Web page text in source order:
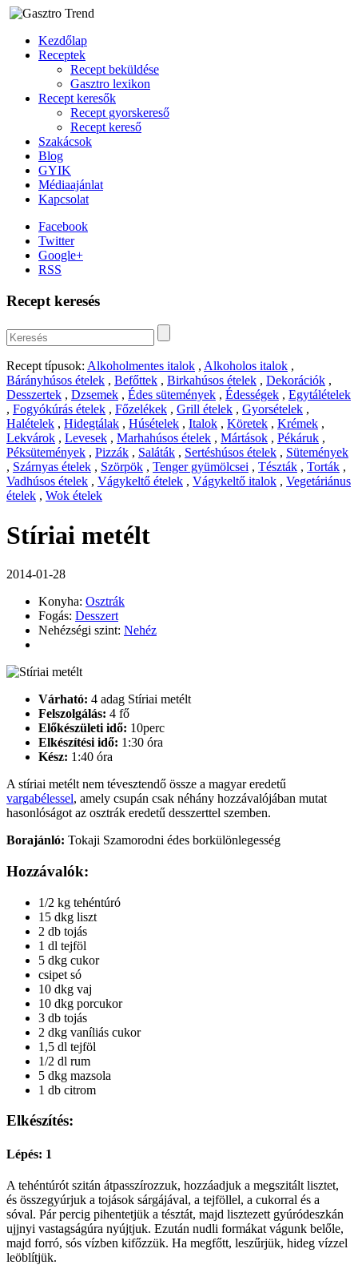
Kezdőlap
Receptek
Recept beküldése
Gasztro lexikon
Recept keresők
Recept gyorskereső
Recept kereső
Szakácsok
Blog
GYIK
Médiaajánlat
Kapcsolat
Facebook
Twitter
Google+
RSS
Recept keresés
Recept típusok: Alkoholmentes italok , Alkoholos italok ,
Bárányhúsos ételek , Befőttek , Birkahúsos ételek , Dekorációk ,
Desszertek , Dzsemek , Édes sütemények , Édességek , Egytálételek
, Fogyókúrás ételek , Főzelékek , Grill ételek , Gyorsételek ,
Halételek , Hidegtálak , Húsételek , Italok , Köretek , Krémek ,
Lekvárok , Levesek , Marhahúsos ételek , Mártások , Pékáruk ,
Péksütemények , Pizzák , Saláták , Sertéshúsos ételek , Sütemények
, Szárnyas ételek , Szörpök , Tenger gyümölcsei , Tészták , Torták ,
Vadhúsos ételek , Vágykeltő ételek , Vágykeltő italok , Vegetáriánus
ételek , Wok ételek
Stíriai metélt
2014-01-28
Konyha: Osztrák
Fogás: Desszert
Nehézségi szint: Nehéz
Várható: 4 adag Stíriai metélt
Felszolgálás: 4 fő
Előkészületi idő: 10perc
Elkészítési idő: 1:30 óra
Kész: 1:40 óra
A stíriai metélt nem tévesztendő össze a magyar eredetű
vargabélessel, amely csupán csak néhány hozzávalójában mutat
hasonlóságot az osztrák eredetű desszerttel szemben.
Borajánló: Tokaji Szamorodni édes borkülönlegesség
Hozzávalók:
1/2 kg tehéntúró
15 dkg liszt
2 db tojás
1 dl tejföl
5 dkg cukor
csipet só
10 dkg vaj
10 dkg porcukor
3 db tojás
2 dkg vaníliás cukor
1,5 dl tejföl
1/2 dl rum
5 dkg mazsola
1 db citrom
Elkészítés:
Lépés: 1
A tehéntúrót szitán átpasszírozzuk, hozzáadjuk a megszitált lisztet,
és összegyúrjuk a tojások sárgájával, a tejföllel, a cukorral és a
sóval. Pár percig pihentetjük a tésztát, majd lisztezett gyúródeszkán
ujjnyi vastagságúra nyújtjuk. Ezután nudli formákat vágunk belőle,
majd forró, sós vízben kifőzzük. Ha megfőtt, leszűrjük, hideg vízzel
leöblítjük.